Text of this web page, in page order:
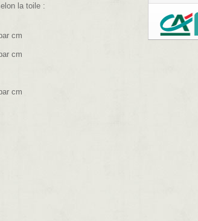
la toile :
cm
cm
cm